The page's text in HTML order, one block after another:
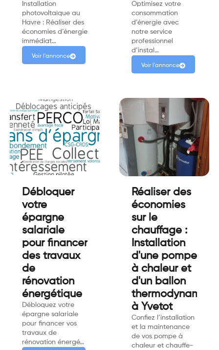
Installation
photovoltaïque au
Havre : Réaliser des
économies d’énergie
immédiat…
Voir l'annonce
Optimisez votre
consommation
d’énergie avec
notre service
professionnel
d’instal…
Voir l'annonce
Débloquer
votre
épargne
salariale
pour financer
des travaux
de
rénovation
énergétique
Débloquez votre
épargne salariale
pour financer vos
travaux de
rénovation énergé…
Réaliser des
économies
sur le
chauffage :
Installation
d'une pompe
à chaleur et
d'un ballon
à Yvetot
Confiez l’installation
et la maintenance
de vos pompe à
chaleur et chauffe-